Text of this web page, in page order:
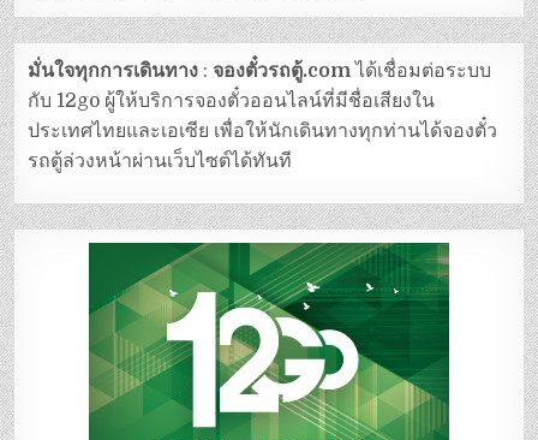
มั่นใจทุกการเดินทาง :จองตั๋วรถตู้.comได้เชื่อมต่อระบบ
กับ 12go ผู้ให้บริการจองตั๋วออนไลน์ที่มีชื่อเสียงใน
ประเทศไทยและเอเซีย เพื่อให้นักเดินทางทุกท่านได้จองตั๋ว
รถตู้ล่วงหน้าผ่านเว็บไซต์ได้ทันที